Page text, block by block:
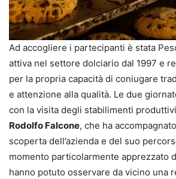
Ad accogliere i partecipanti è stata
attiva nel settore dolciario dal 1997 e
per la propria capacità di coniugare
e attenzione alla qualità. Le due
con la visita degli stabilimenti
Rodolfo Falcone, che ha
scoperta dell’azienda e del suo
momento particolarmente apprezzato
hanno potuto osservare da vicino una